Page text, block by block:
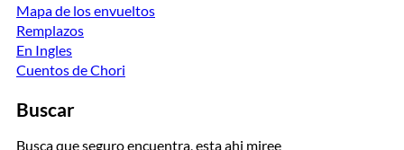
Mapa de los envueltos
Remplazos
En Ingles
Cuentos de Chori
Buscar
Busca que seguro encuentra, esta ahi miree